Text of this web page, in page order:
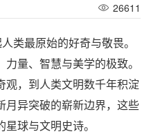
26611
类最原始的好奇与敬畏。
量、智慧与美学的极致。
观，到人类文明数千年积淀
月异突破的崭新边界，这些
球与文明史诗。